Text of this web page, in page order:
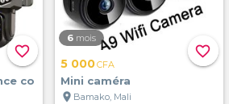
favorite_border
co
favorite_border
6 mois
5 000CFA
Mini caméra
location_on Bamako, Mali